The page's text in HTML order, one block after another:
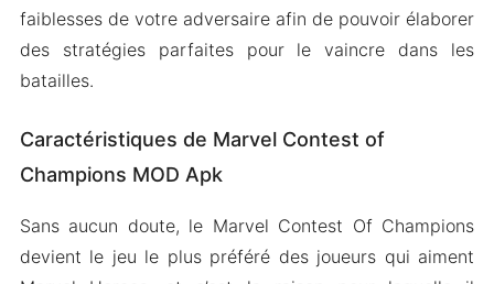
faiblesses de votre adversaire afin de pouvoir élaborer
des stratégies parfaites pour le vaincre dans les
batailles.
Caractéristiques de Marvel Contest of
Champions MOD Apk
Sans aucun doute, le Marvel Contest Of Champions
devient le jeu le plus préféré des joueurs qui aiment